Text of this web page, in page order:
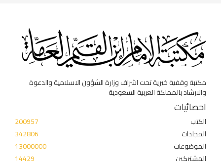
مكتبة وقفية خيرية تحت اشراف وزارة الشؤون الاسلامية والدعوة
والارشاد بالمملكة العربية السعودية
احصائيات
الكتب
200957
المجلدات
342806
الموضوعات
13000000